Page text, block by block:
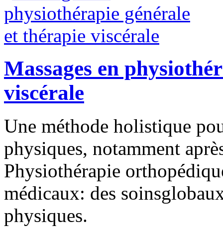
Massages en
viscérale
Une méthode holistique
physiques, notamment
Physiothérapie
médicaux: des
physiques.